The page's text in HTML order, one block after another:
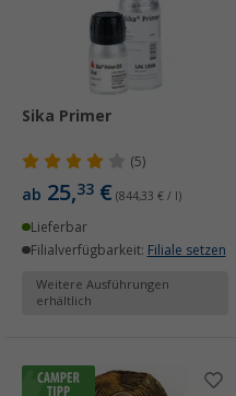
Sika Primer
(5)
ab 25,33 € (844,33 € / l)
Lieferbar
Filialverfügbarkeit: Filiale setzen
Weitere Ausführungen
erhältlich